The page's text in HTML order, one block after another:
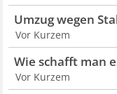
Umzug wegen
Vor Kurzem
Wie schafft man
Vor Kurzem